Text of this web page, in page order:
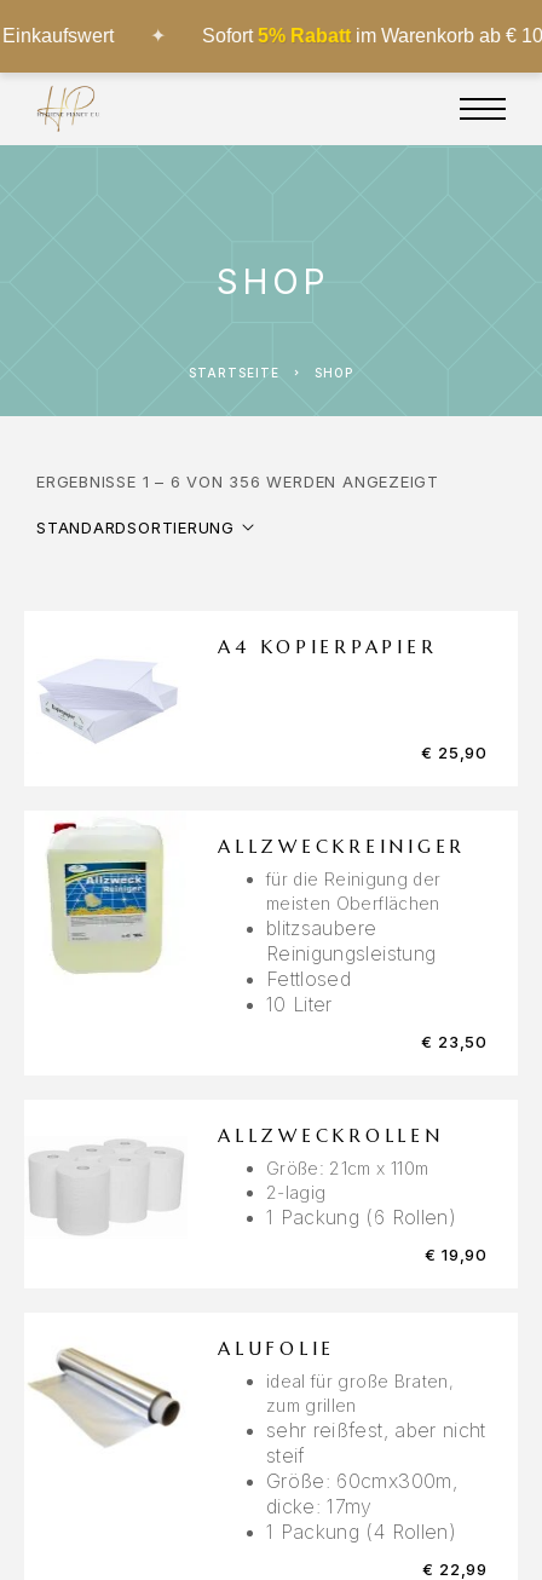
Sofort5% Rabattim Warenkorb ab € 1000
SHOP
STARTSEITE SHOP
ERGEBNISSE 1 – 6 VON 356 WERDEN ANGEZEIGT
STANDARDSORTIERUNG
A4 KOPIERPAPIER
€ 25,90
ALLZWECKREINIGER
für die Reinigung der
meisten Oberflächen
blitzsaubere
Reinigungsleistung
Fettlosed
10 Liter
€ 23,50
ALLZWECKROLLEN
Größe: 21cm x 110m
2-lagig
1 Packung (6 Rollen)
€ 19,90
ALUFOLIE
ideal für große Braten,
zum grillen
sehr reißfest, aber nicht
steif
Größe: 60cmx300m,
dicke: 17my
1 Packung (4 Rollen)
€ 22,99